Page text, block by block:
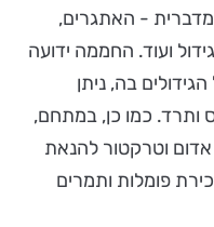
- האתגרים,
ועוד. החממה ידועה
הגידולים בה, ניתן
ותרד. כמו כן, במתחם,
אדום וטרקטור להנאת
פומלות ותמרים